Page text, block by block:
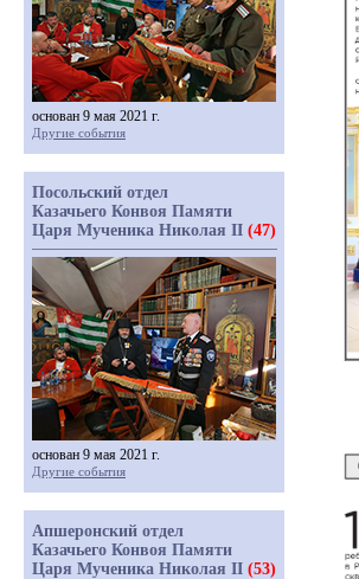
основан 9 мая 2021 г.
Другие события
Посольский отдел
Казачьего Конвоя Памяти
Царя Мученика Николая II (47)
основан 9 мая 2021 г.
Другие события
Апшеронский отдел
Казачьего Конвоя Памяти
Царя Мученика Николая II (53)